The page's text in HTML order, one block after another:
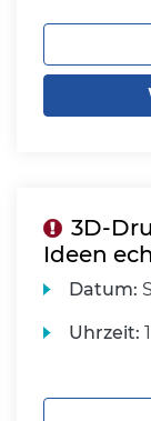
3D-
Ideen
Datum:
Uhrzeit: